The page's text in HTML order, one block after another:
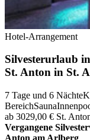
Hotel-Arrangement
Silvesterurlaub
St. Anton in St.
7 Tage und 6 Nächte
BereichSauna
ab 3029,00 € St.
Vergangene
Anton am Arlberg